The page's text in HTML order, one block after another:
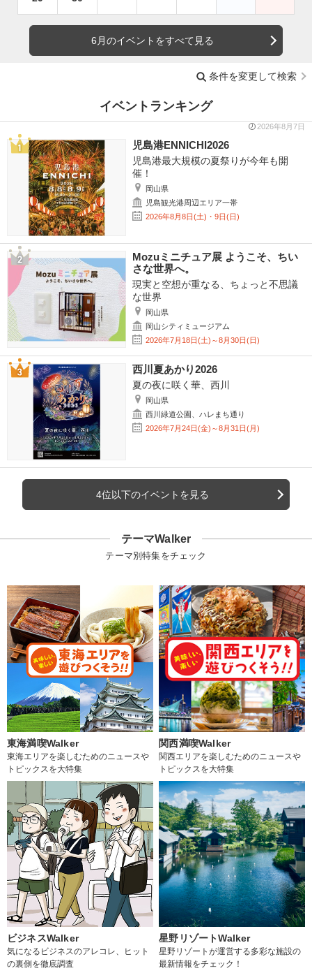
6月のイベントをすべて見る
条件を変更して検索
イベントランキング
2026年8月7日
児島港ENNICHI2026
児島港最大規模の夏祭りが今年も開
催！
岡山県
児島観光港周辺エリア一帯
2026年8月8日(土)・9日(日)
Mozuミニチュア展 ようこそ、ちい
さな世界へ。
現実と空想が重なる、ちょっと不思議
な世界
岡山県
岡山シティミュージアム
2026年7月18日(土)～8月30日(日)
西川夏あかり2026
夏の夜に咲く華、西川
岡山県
西川緑道公園、ハレまち通り
2026年7月24日(金)～8月31日(月)
4位以下のイベントを見る
テーマWalker
テーマ別特集をチェック
東海満喫Walker
東海エリアを楽しむためのニュースや
トピックスを大特集
関西満喫Walker
関西エリアを楽しむためのニュースや
トピックスを大特集
ビジネスWalker
気になるビジネスのアレコレ、ヒット
の裏側を徹底調査
星野リゾートWalker
星野リゾートが運営する多彩な施設の
最新情報をチェック！